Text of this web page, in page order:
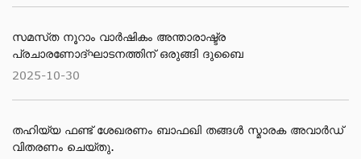
സമസ്​ത നൂറാം വാര്‍ഷികം അന്താരാഷ്ട്ര
പ്രചാരണോദ്ഘാടനത്തിന് ഒരുങ്ങി ദുബൈ
2025-10-30
തഹിയ്യ ഫണ്ട് ശേഖരണം ബാഫഖി തങ്ങൾ സ്മാരക അവാർഡ്
വിതരണം ചെയ്തു.